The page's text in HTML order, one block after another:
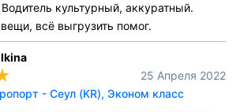
культурный, аккуратный.
всё выгрузить помог.
25 Апреля 2022
- Сеул (KR), Эконом класс